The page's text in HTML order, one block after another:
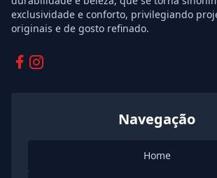
exclusividade e conforto, privilegiando
originais e de gosto refinado.
Facebook
Navegação
Home